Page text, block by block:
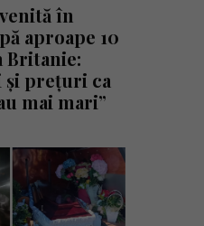
în
aproape 10
Britanie:
și prețuri ca
mai mari”